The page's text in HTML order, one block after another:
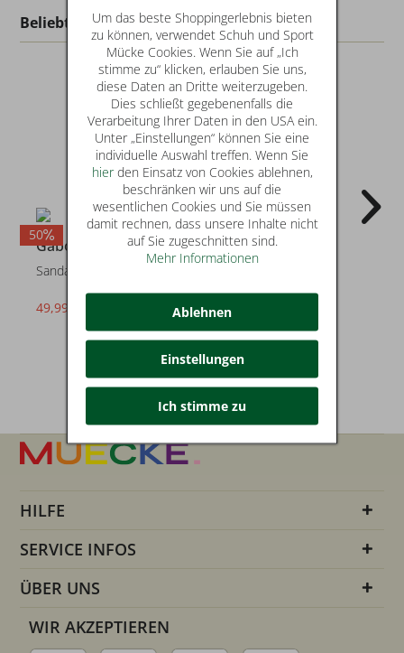
Beliebt in dieser Kategorie
50
Gabor
Sandalen
49,99 €
50
Gabor
49,99 €
HILFE
SERVICE INFOS
ÜBER UNS
WIR AKZEPTIEREN
Um das beste Shoppingerlebnis bieten
zu können, verwendet Schuh und Sport
Mücke Cookies. Wenn Sie auf „Ich
stimme zu“ klicken, erlauben Sie uns,
diese Daten an Dritte weiterzugeben.
Dies schließt gegebenenfalls die
Verarbeitung Ihrer Daten in den USA ein.
Unter „Einstellungen“ können Sie eine
individuelle Auswahl treffen. Wenn Sie
hierden Einsatz von Cookies ablehnen,
beschränken wir uns auf die
wesentlichen Cookies und Sie müssen
damit rechnen, dass unsere Inhalte nicht
auf Sie zugeschnitten sind.
Mehr Informationen
Ablehnen
Einstellungen
Ich stimme zu